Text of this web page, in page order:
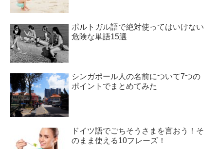
ポルトガル語で絶対使ってはいけない
危険な単語15選
シンガポール人の名前について7つの
ポイントでまとめてみた
ドイツ語でごちそうさまを言おう！そ
のまま使える10フレーズ！